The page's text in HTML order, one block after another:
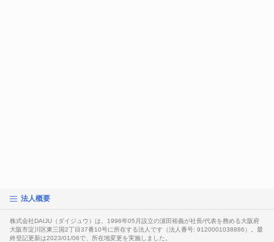
法人概要
株式会社DAIJU（ダイジュウ）は、1996年05月設立の濵田裕義が社長/代表を務める大阪府
大阪市淀川区東三国2丁目37番10号に所在する法人です（法人番号: 9120001038886）。最
終登記更新は2023/01/06で、所在地変更を実施しました。